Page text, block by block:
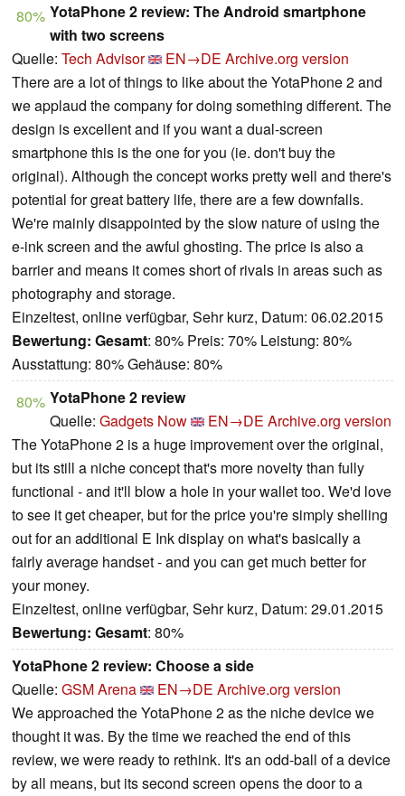
80% YotaPhone 2 review: The Android smartphone
with two screens
Quelle: Tech Advisor EN→DE Archive.org version
There are a lot of things to like about the YotaPhone 2 and
we applaud the company for doing something different. The
design is excellent and if you want a dual-screen
smartphone this is the one for you (ie. don't buy the
original). Although the concept works pretty well and there's
potential for great battery life, there are a few downfalls.
We're mainly disappointed by the slow nature of using the
e-ink screen and the awful ghosting. The price is also a
barrier and means it comes short of rivals in areas such as
photography and storage.
Einzeltest, online verfügbar, Sehr kurz, Datum: 06.02.2015
Bewertung: Gesamt: 80% Preis: 70% Leistung: 80%
Ausstattung: 80% Gehäuse: 80%
80% YotaPhone 2 review
Quelle: Gadgets Now EN→DE Archive.org version
The YotaPhone 2 is a huge improvement over the original,
but its still a niche concept that's more novelty than fully
functional - and it'll blow a hole in your wallet too. We'd love
to see it get cheaper, but for the price you're simply shelling
out for an additional E Ink display on what's basically a
fairly average handset - and you can get much better for
your money.
Einzeltest, online verfügbar, Sehr kurz, Datum: 29.01.2015
Bewertung: Gesamt: 80%
YotaPhone 2 review: Choose a side
Quelle: GSM Arena EN→DE Archive.org version
We approached the YotaPhone 2 as the niche device we
thought it was. By the time we reached the end of this
review, we were ready to rethink. It's an odd-ball of a device
by all means, but its second screen opens the door to a